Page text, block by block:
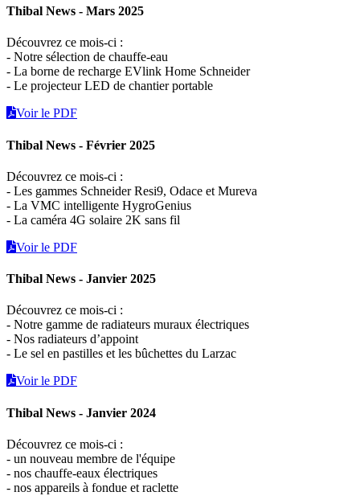
Thibal News - Mars 2025
Découvrez ce mois-ci :
- Notre sélection de chauffe-eau
- La borne de recharge EVlink Home Schneider
- Le projecteur LED de chantier portable
Voir le PDF
Thibal News - Février 2025
Découvrez ce mois-ci :
- Les gammes Schneider Resi9, Odace et Mureva
- La VMC intelligente HygroGenius
- La caméra 4G solaire 2K sans fil
Voir le PDF
Thibal News - Janvier 2025
Découvrez ce mois-ci :
- Notre gamme de radiateurs muraux électriques
- Nos radiateurs d’appoint
- Le sel en pastilles et les bûchettes du Larzac
Voir le PDF
Thibal News - Janvier 2024
Découvrez ce mois-ci :
- un nouveau membre de l'équipe
- nos chauffe-eaux électriques
- nos appareils à fondue et raclette